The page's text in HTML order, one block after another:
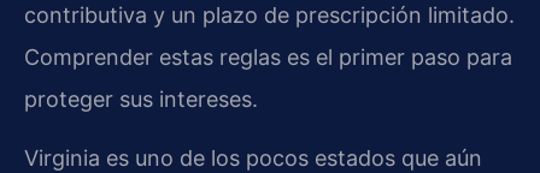
contributiva y un plazo de prescripción limitado.
Comprender estas reglas es el primer paso para
proteger sus intereses.
Virginia es uno de los pocos estados que aún